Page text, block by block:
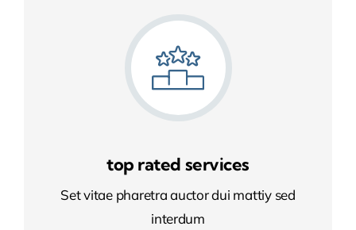
top rated services
Set vitae pharetra auctor dui mattiy sed
interdum